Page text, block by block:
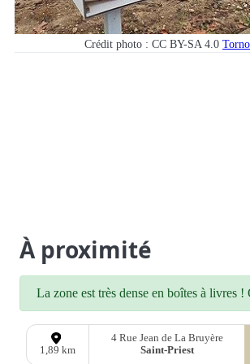
Crédit photo : CC BY-SA 4.0
À proximité
La zone est très dense en boîtes à livres !
1,89 km
4 Rue Jean de La Bruyère
Saint-Priest